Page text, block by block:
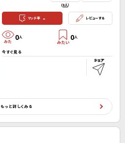
(0人）
マッチ率 - レビューする
0人 0人
今すぐ見る
もっと詳しくみる